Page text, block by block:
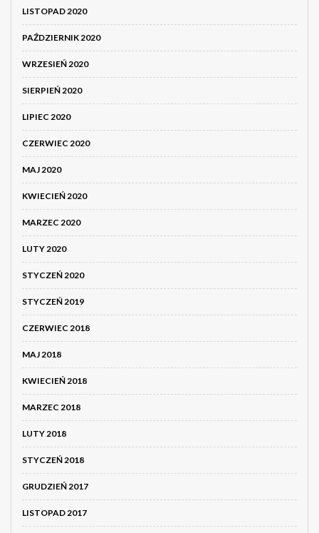
LISTOPAD 2020
PAŹDZIERNIK 2020
WRZESIEŃ 2020
SIERPIEŃ 2020
LIPIEC 2020
CZERWIEC 2020
MAJ 2020
KWIECIEŃ 2020
MARZEC 2020
LUTY 2020
STYCZEŃ 2020
STYCZEŃ 2019
CZERWIEC 2018
MAJ 2018
KWIECIEŃ 2018
MARZEC 2018
LUTY 2018
STYCZEŃ 2018
GRUDZIEŃ 2017
LISTOPAD 2017